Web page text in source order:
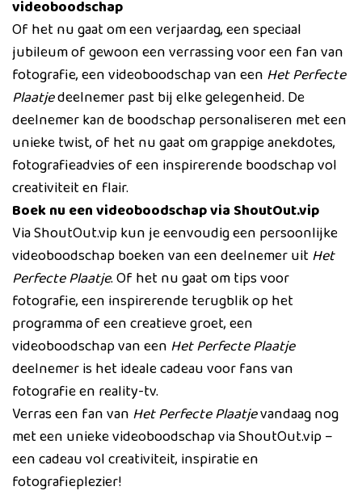
videoboodschap
Of het nu gaat om een verjaardag, een speciaal
jubileum of gewoon een verrassing voor een fan van
fotografie, een videoboodschap van een Het Perfecte
Plaatjedeelnemer past bij elke gelegenheid. De
deelnemer kan de boodschap personaliseren met een
unieke twist, of het nu gaat om grappige anekdotes,
fotografieadvies of een inspirerende boodschap vol
creativiteit en flair.
Boek nu een videoboodschap via ShoutOut.vip
Via ShoutOut.vip kun je eenvoudig een persoonlijke
videoboodschap boeken van een deelnemer uit Het
Perfecte Plaatje. Of het nu gaat om tips voor
fotografie, een inspirerende terugblik op het
programma of een creatieve groet, een
videoboodschap van een Het Perfecte Plaatje
deelnemer is het ideale cadeau voor fans van
fotografie en reality-tv.
Verras een fan van Het Perfecte Plaatjevandaag nog
met een unieke videoboodschap via ShoutOut.vip –
een cadeau vol creativiteit, inspiratie en
fotografieplezier!